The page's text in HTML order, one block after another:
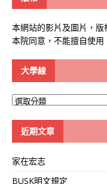
本網站的影片及圖片，
本院同意，不能擅自使用
大學線
大
近期文章
家在宏志
BUSK明文規定